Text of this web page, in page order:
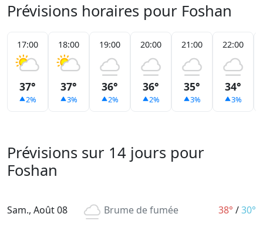
Prévisions horaires pour Foshan
17:00
37°
2%
18:00
37°
3%
19:00
36°
2%
20:00
36°
2%
21:00
35°
3%
22:00
34°
3%
Prévisions sur 14 jours pour
Foshan
Sam., Août 08 Brume de fumée 38° /30°